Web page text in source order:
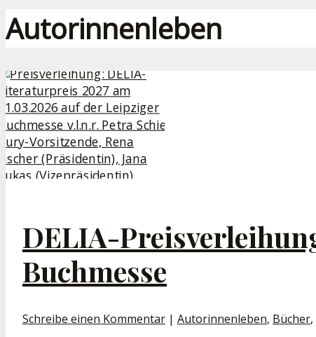
Autorinnenleben
DELIA-
Buchmesse
Schreibe einen Kommentar | Autorinnenleben, Bücher,